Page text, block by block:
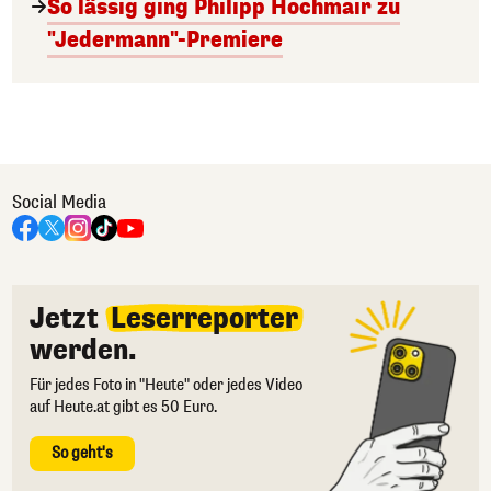
So lässig ging Philipp Hochmair zu
"Jedermann"-Premiere
Social Media
Jetzt Leserreporter
werden.
Für jedes Foto in "Heute" oder jedes Video
auf Heute.at gibt es 50 Euro.
So geht's